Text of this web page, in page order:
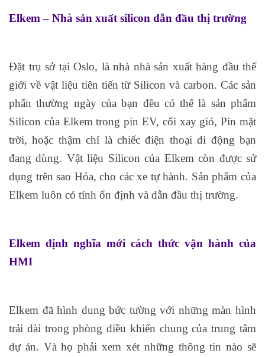
Elkem – Nhà sản xuất silicon dẫn đầu thị trường
Đặt trụ sở tại Oslo, là nhà nhà sản xuất hàng đầu thế
giới về vật liệu tiên tiến từ Silicon và carbon. Các sản
phẩn thường ngày của bạn đều có thể là sản phẩm
Silicon của Elkem trong pin EV, cối xay gió, Pin mặt
trời, hoặc thậm chí là chiếc điện thoại di động bạn
đang dùng. Vật liệu Silicon của Elkem còn được sử
dụng trên sao Hỏa, cho các xe tự hành. Sản phẩm của
Elkem luôn có tính ổn định và dẫn đầu thị trường.
Elkem định nghĩa mới cách thức vận hành của
HMI
Elkem đã hình dung bức tường với những màn hình
trải dài trong phòng điều khiển chung của trung tâm
dự án. Và họ phải xem xét những thông tin nào sẽ